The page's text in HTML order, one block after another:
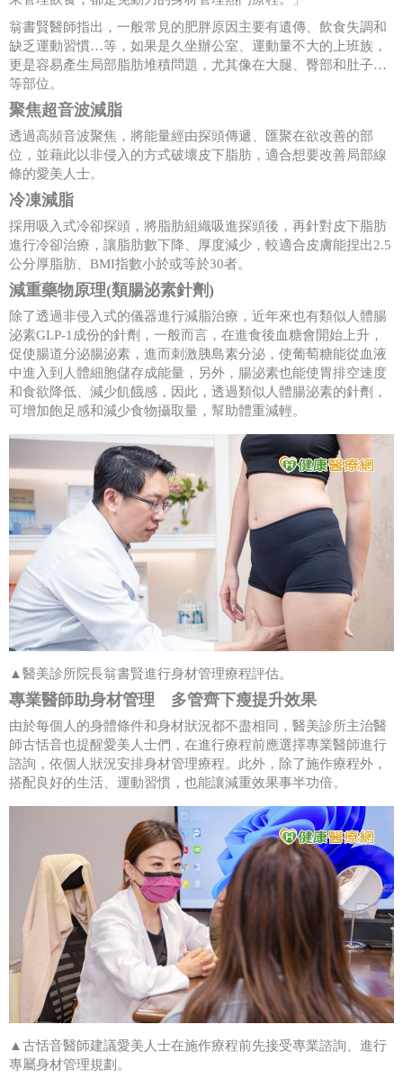
翁書賢醫師指出，一般常見的肥胖原因主要有遺傳、飲食失調和
缺乏運動習慣…等，如果是久坐辦公室、運動量不大的上班族，
更是容易產生局部脂肪堆積問題，尤其像在大腿、臀部和肚子…
等部位。
聚焦超音波減脂
透過高頻音波聚焦，將能量經由探頭傳遞、匯聚在欲改善的部
位，並藉此以非侵入的方式破壞皮下脂肪，適合想要改善局部線
條的愛美人士。
冷凍減脂
採用吸入式冷卻探頭，將脂肪組織吸進探頭後，再針對皮下脂肪
進行冷卻治療，讓脂肪數下降、厚度減少，較適合皮膚能捏出2.5
公分厚脂肪、BMI指數小於或等於30者。
減重藥物原理(類腸泌素針劑)
除了透過非侵入式的儀器進行減脂治療，近年來也有類似人體腸
泌素GLP-1成份的針劑，一般而言，在進食後血糖會開始上升，
促使腸道分泌腸泌素，進而刺激胰島素分泌，使葡萄糖能從血液
中進入到人體細胞儲存成能量，另外，腸泌素也能使胃排空速度
和食欲降低、減少飢餓感，因此，透過類似人體腸泌素的針劑，
可增加飽足感和減少食物攝取量，幫助體重減輕。
▲醫美診所院長翁書賢進行身材管理療程評估。
專業醫師助身材管理 多管齊下瘦提升效果
由於每個人的身體條件和身材狀況都不盡相同，醫美診所主治醫
師古恬音也提醒愛美人士們，在進行療程前應選擇專業醫師進行
諮詢，依個人狀況安排身材管理療程。此外，除了施作療程外，
搭配良好的生活、運動習慣，也能讓減重效果事半功倍。
▲古恬音醫師建議愛美人士在施作療程前先接受專業諮詢、進行
專屬身材管理規劃。